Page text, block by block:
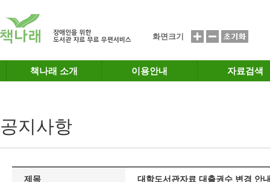
화면크기
책나래 소개 이용안내 자료검색
공지사항
제목 대학도서관자료 대출권수 변경 안